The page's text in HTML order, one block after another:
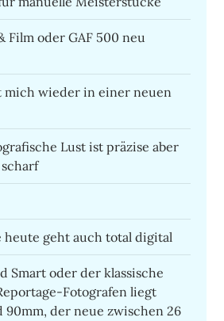
Film oder GAF 500 neu
mich wieder in einer neuen
Lust ist präzise aber
heute geht auch total digital
Smart oder der klassische
Fotografen liegt
90mm, der neue zwischen 26